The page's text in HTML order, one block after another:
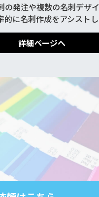
の発注や複数の名刺デザ
的に名刺作成をアシストし
詳細ページへ